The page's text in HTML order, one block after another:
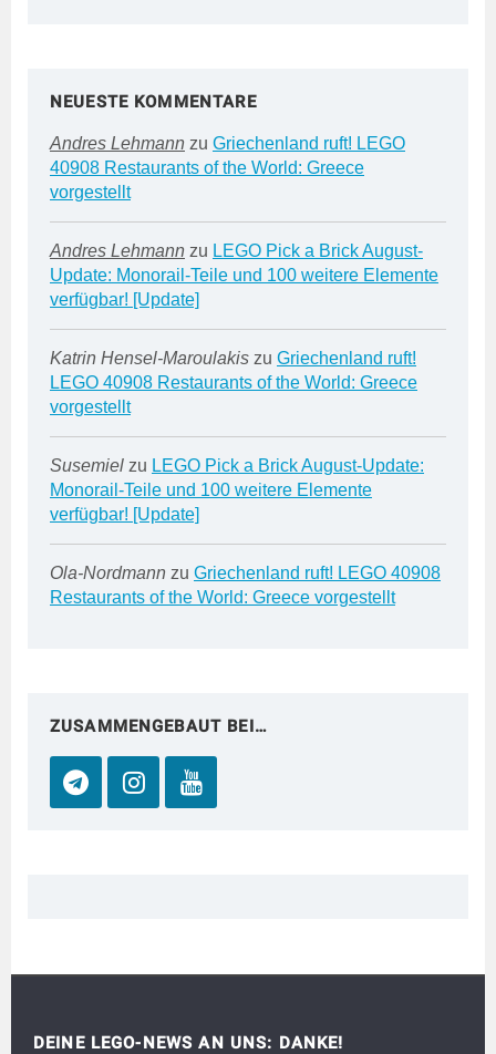
NEUESTE KOMMENTARE
Andres Lehmann zu Griechenland ruft! LEGO
40908 Restaurants of the World: Greece
vorgestellt
Andres Lehmann zu LEGO Pick a Brick August-
Update: Monorail-Teile und 100 weitere Elemente
verfügbar! [Update]
Katrin Hensel-Maroulakis zu Griechenland ruft!
LEGO 40908 Restaurants of the World: Greece
vorgestellt
Susemiel zu LEGO Pick a Brick August-Update:
Monorail-Teile und 100 weitere Elemente
verfügbar! [Update]
Ola-Nordmann zu Griechenland ruft! LEGO 40908
Restaurants of the World: Greece vorgestellt
ZUSAMMENGEBAUT BEI…
DEINE LEGO-NEWS AN UNS: DANKE!